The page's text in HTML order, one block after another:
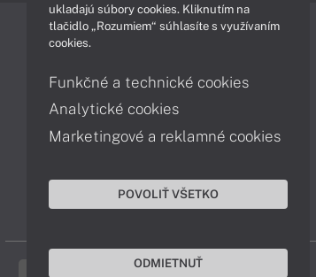
Vyhlásenie o prístupnosti
Cookies
ukladajú súbory cookies. Kliknutím na
tlačidlo „Rozumiem“ súhlasíte s využívaním
cookies.
Funkčné a technické cookies
Analytické cookies
Marketingové a reklamné cookies
POVOLIŤ VŠETKO
ODMIETNUŤ